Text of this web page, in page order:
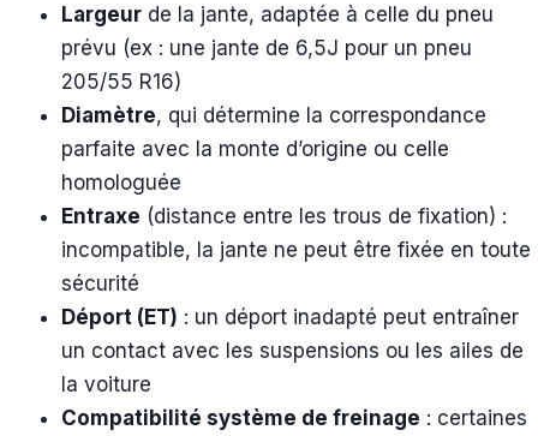
Largeur de la jante, adaptée à celle du pneu
prévu (ex : une jante de 6,5J pour un pneu
205/55 R16)
Diamètre, qui détermine la correspondance
parfaite avec la monte d’origine ou celle
homologuée
Entraxe (distance entre les trous de fixation) :
incompatible, la jante ne peut être fixée en toute
sécurité
Déport (ET) : un déport inadapté peut entraîner
un contact avec les suspensions ou les ailes de
la voiture
Compatibilité système de freinage : certaines